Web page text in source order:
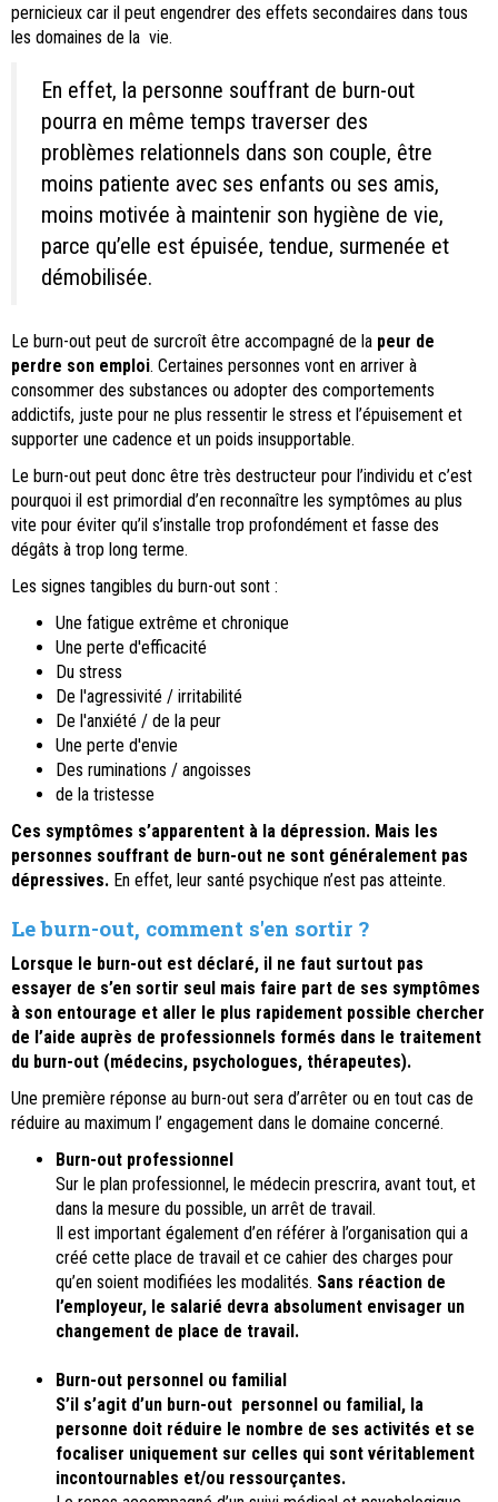
pernicieux car il peut engendrer des effets secondaires dans tous
les domaines de la vie.
En effet, la personne souffrant de burn-out
pourra en même temps traverser des
problèmes relationnels dans son couple, être
moins patiente avec ses enfants ou ses amis,
moins motivée à maintenir son hygiène de vie,
parce qu’elle est épuisée, tendue, surmenée et
démobilisée.
Le burn-out peut de surcroît être accompagné de la peur de
perdre son emploi. Certaines personnes vont en arriver à
consommer des substances ou adopter des comportements
addictifs, juste pour ne plus ressentir le stress et l’épuisement et
supporter une cadence et un poids insupportable.
Le burn-out peut donc être très destructeur pour l’individu et c’est
pourquoi il est primordial d’en reconnaître les symptômes au plus
vite pour éviter qu’il s’installe trop profondément et fasse des
dégâts à trop long terme.
Les signes tangibles du burn-out sont :
Une fatigue extrême et chronique
Une perte d'efficacité
Du stress
De l'agressivité / irritabilité
De l'anxiété / de la peur
Une perte d'envie
Des ruminations / angoisses
de la tristesse
Ces symptômes s’apparentent à la dépression. Mais les
personnes souffrant de burn-out ne sont généralement pas
dépressives. En effet, leur santé psychique n’est pas atteinte.
Le burn-out, comment s'en sortir ?
Lorsque le burn-out est déclaré, il ne faut surtout pas
essayer de s’en sortir seul mais faire part de ses symptômes
à son entourage et aller le plus rapidement possible chercher
de l’aide auprès de professionnels formés dans le traitement
du burn-out (médecins, psychologues, thérapeutes).
Une première réponse au burn-out sera d’arrêter ou en tout cas de
réduire au maximum l’ engagement dans le domaine concerné.
Burn-out professionnel
Sur le plan professionnel, le médecin prescrira, avant tout, et
dans la mesure du possible, un arrêt de travail.
Il est important également d’en référer à l’organisation qui a
créé cette place de travail et ce cahier des charges pour
qu’en soient modifiées les modalités. Sans réaction de
l’employeur, le salarié devra absolument envisager un
changement de place de travail.
Burn-out personnel ou familial
S’il s’agit d’un burn-out personnel ou familial, la
personne doit réduire le nombre de ses activités et se
focaliser uniquement sur celles qui sont véritablement
incontournables et/ou ressourçantes.